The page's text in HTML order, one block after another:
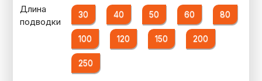
Длина
подводки
30 40 50 60 80
100 120 150 200
250